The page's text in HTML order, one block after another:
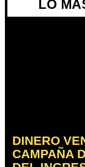
LO
DINERO
CAMPAÑA